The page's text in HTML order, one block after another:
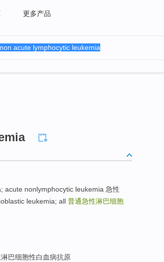
更多产品
acute nonlymphocytic leukemia 急性
leukemia; all 普通急性淋巴细胞
巴细胞性白血病抗原